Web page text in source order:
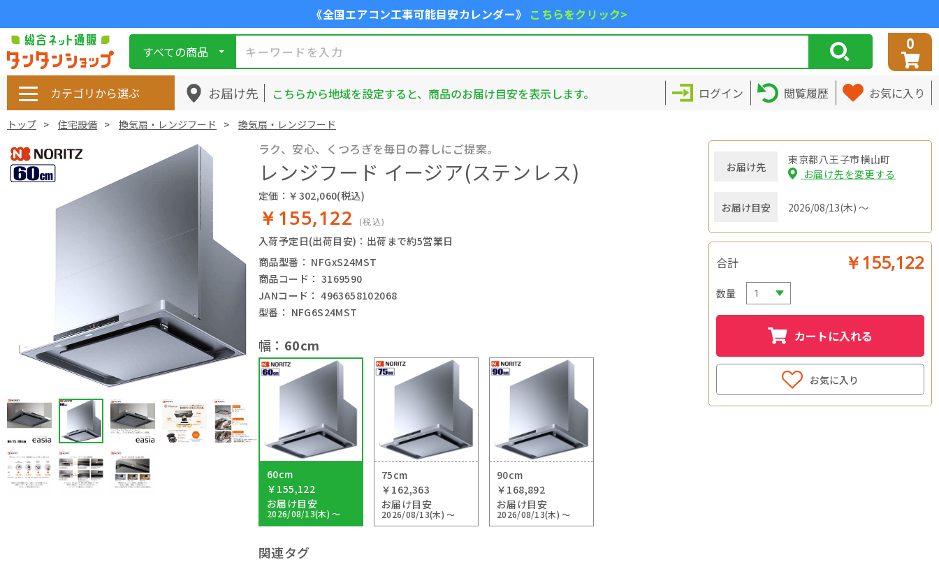
《全国エアコン工事可能目安カレンダー》 こちらをクリック>
すべての商品 0
カテゴリから選ぶ お届け先 こちらから地域を設定すると、商品のお届け目安を表示します。 ログイン 閲覧履歴 お気に入り
トップ 住宅設備 換気扇・レンジフード 換気扇・レンジフード
ラク、安心、くつろぎを毎日の暮しにご提案。
レンジフード イージア(ステンレス)
定価：￥302,060(税込)
￥155,122 (税込)
入荷予定日(出荷目安)：出荷まで約5営業日
商品型番： NFGxS24MST
商品コード： 3169590
JANコード： 4963658102068
型番： NFG6S24MST
幅： 60cm
60cm
￥155,122
お届け目安
2026/08/13(木) ～
75cm
￥162,363
お届け目安
2026/08/13(木) ～
90cm
￥168,892
お届け目安
2026/08/13(木) ～
関連タグ
お届け先
東京都八王子市横山町
お届け先を変更する
お届け目安 2026/08/13(木) ～
合計 ￥155,122
数量
カートに入れる
お気に入り